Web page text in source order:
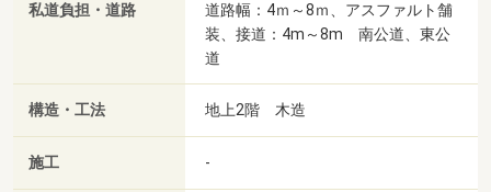
私道負担・道路
道路幅：4ｍ～8ｍ、アスファルト舗
装、接道：4m～8m 南公道、東公
道
構造・工法 地上2階 木造
施工 -